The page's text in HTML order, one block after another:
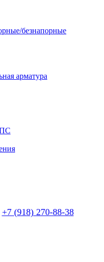
безнапорные
арматура
+7 (918) 270-88-38